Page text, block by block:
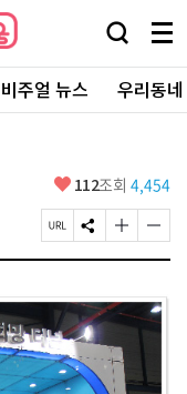
검
창
열
기
메
뉴
전
체
보
비주얼 뉴스 우리동
좋
요
112조회 4,454
페
이
U
R
L
복
사
S
N
공
유
하
기
글
자
기
크
게
변
경
하
글
자
기
작
게
하